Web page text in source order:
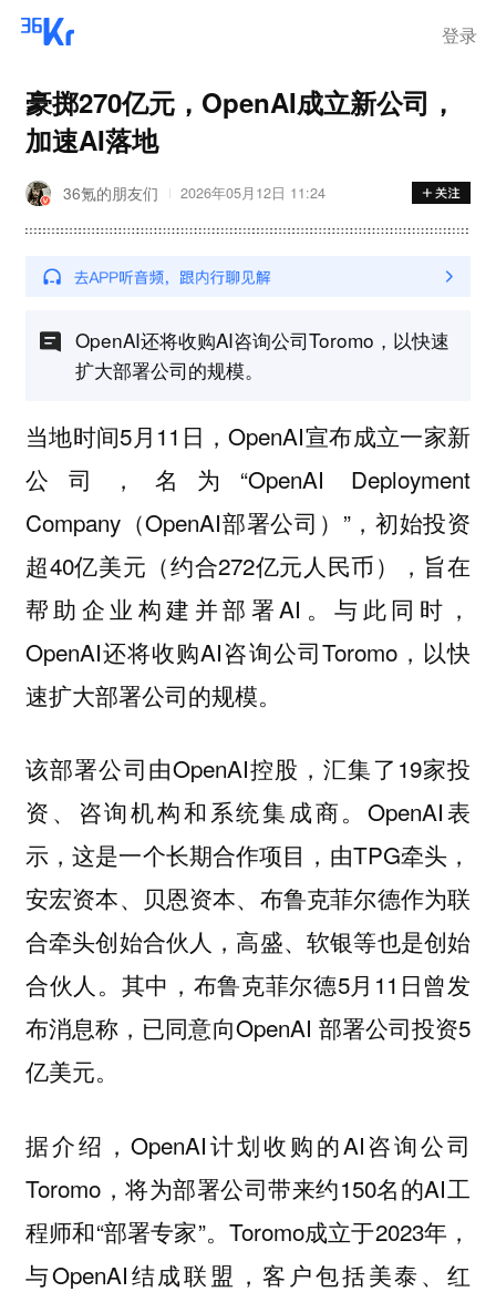
登录
豪掷270亿元，OpenAI成立新公司，
加速AI落地
36氪的朋友们 2026年05月12日 11:24
OpenAI还将收购AI咨询公司Toromo，以快速
扩大部署公司的规模。
当地时间5月11日，OpenAI宣布成立一家新
公司，名为“OpenAI Deployment
Company（OpenAI部署公司）”，初始投资
超40亿美元（约合272亿元人民币），旨在
帮助企业构建并部署AI。与此同时，
OpenAI还将收购AI咨询公司Toromo，以快
速扩大部署公司的规模。
该部署公司由OpenAI控股，汇集了19家投
资、咨询机构和系统集成商。OpenAI表
示，这是一个长期合作项目，由TPG牵头，
安宏资本、贝恩资本、布鲁克菲尔德作为联
合牵头创始合伙人，高盛、软银等也是创始
合伙人。其中，布鲁克菲尔德5月11日曾发
布消息称，已同意向OpenAI 部署公司投资5
亿美元。
据介绍，OpenAI计划收购的AI咨询公司
Toromo，将为部署公司带来约150名的AI工
程师和“部署专家”。Toromo成立于2023年，
与OpenAI结成联盟，客户包括美泰、红